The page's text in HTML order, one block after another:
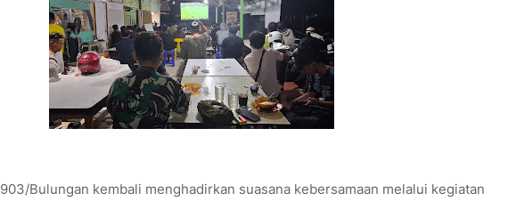
Bulungan kembali menghadirkan suasana kebersamaan melalui kegiatan